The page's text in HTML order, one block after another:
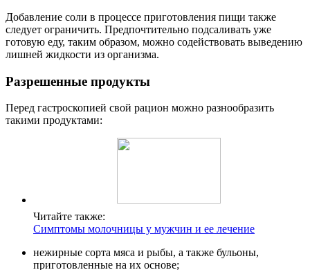
Добавление соли в процессе приготовления пищи также
следует ограничить. Предпочтительно подсаливать уже
готовую еду, таким образом, можно содействовать выведению
лишней жидкости из организма.
Разрешенные продукты
Перед гастроскопией свой рацион можно разнообразить
такими продуктами:
Читайте также:
Симптомы молочницы у мужчин и ее лечение
нежирные сорта мяса и рыбы, а также бульоны,
приготовленные на их основе;